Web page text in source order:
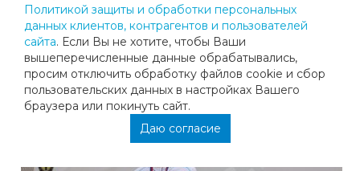
Политикой защиты и обработки персональных
данных клиентов, контрагентов и пользователей
сайта. Если Вы не хотите, чтобы Ваши
вышеперечисленные данные обрабатывались,
просим отключить обработку файлов cookie и сбор
пользовательских данных в настройках Вашего
браузера или покинуть сайт.
Даю согласие
"ТЕННИС.РУ" НА ПРИЗЫ HEAD!
Поздравляем Ксению Минаеву с третьим местом на
Первенстве "Теннис.ру" на призы Head!